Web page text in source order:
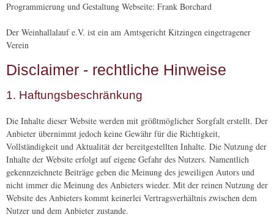
Programmierung und Gestaltung Webseite: Frank Borchard
Der Weinhallalauf e.V. ist ein am Amtsgericht Kitzingen eingetragener
Verein
Disclaimer - rechtliche Hinweise
1. Haftungsbeschränkung
Die Inhalte dieser Website werden mit größtmöglicher Sorgfalt erstellt. Der
Anbieter übernimmt jedoch keine Gewähr für die Richtigkeit,
Vollständigkeit und Aktualität der bereitgestellten Inhalte. Die Nutzung der
Inhalte der Website erfolgt auf eigene Gefahr des Nutzers. Namentlich
gekennzeichnete Beiträge geben die Meinung des jeweiligen Autors und
nicht immer die Meinung des Anbieters wieder. Mit der reinen Nutzung der
Website des Anbieters kommt keinerlei Vertragsverhältnis zwischen dem
Nutzer und dem Anbieter zustande.